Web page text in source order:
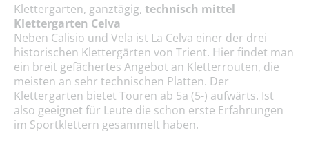
Klettergarten, ganztägig, technisch mittel
Klettergarten Celva
Neben Calisio und Vela ist La Celva einer der drei
historischen Klettergärten von Trient. Hier findet man
ein breit gefächertes Angebot an Kletterrouten, die
meisten an sehr technischen Platten. Der
Klettergarten bietet Touren ab 5a (5-) aufwärts. Ist
also geeignet für Leute die schon erste Erfahrungen
im Sportklettern gesammelt haben.